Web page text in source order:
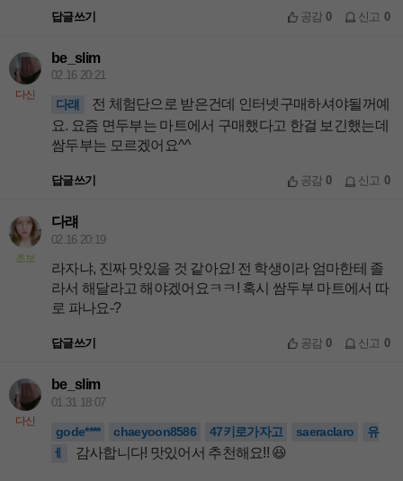
답글쓰기 공감0 신고 0
다신
be_slim
02.16 20:21
다럐
전 체험단으로 받은건데 인터넷구매하셔야될꺼예
요. 요즘 면두부는 마트에서 구매했다고 한걸 보긴했는데
쌈두부는 모르겠어요^^
답글쓰기 공감0 신고 0
초보
다럐
02.16 20:19
라자냐, 진짜 맛있을 것 같아요! 전 학생이라 엄마한테 졸
라서 해달라고 해야겠어요ㅋㅋ! 혹시 쌈두부 마트에서 따
로 파나요-?
답글쓰기 공감0 신고 0
다신
be_slim
01.31 18:07
gode**** chaeyoon8586 47키로가자고 saeraclaro
유
ㅔ
감사합니다! 맛있어서 추천해요!! 😆